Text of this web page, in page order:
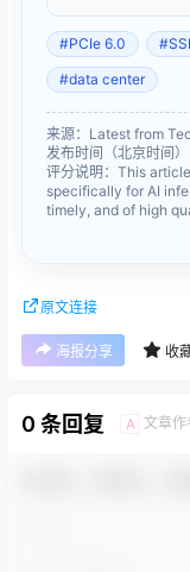
#PCIe 6.0
#data center
来源：Latest from
发布时间（北京时间
评分说明：This
specifically for AI
timely, and of high
原文连接
海报分享 收
0 条回复 A 文章作